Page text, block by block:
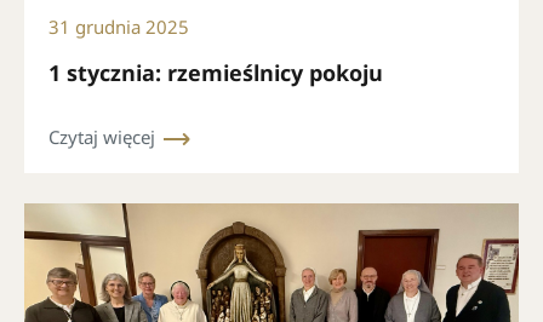
31 grudnia 2025
1 stycznia: rzemieślnicy pokoju
Czytaj więcej